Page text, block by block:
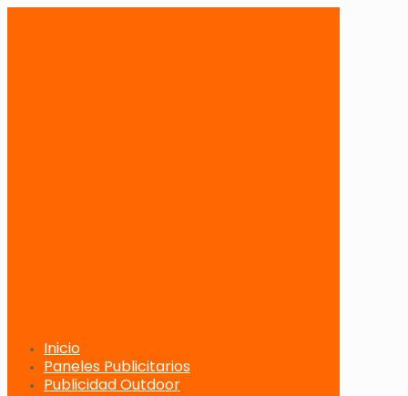
Inicio
Paneles Publicitarios
Publicidad Outdoor